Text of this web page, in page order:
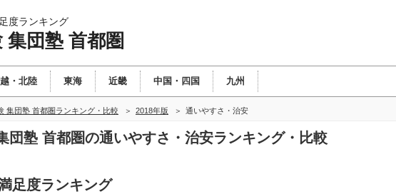
度ランキング
集団塾 首都圏
・北陸 東海 近畿 中国・四国 九州
集団塾 首都圏ランキング・比較 2018年版 通いやすさ・治安
団塾 首都圏の通いやすさ・治安ランキング・比較
足度ランキング